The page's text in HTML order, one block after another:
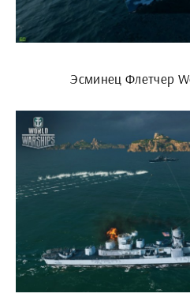
Эсминец Флетчер